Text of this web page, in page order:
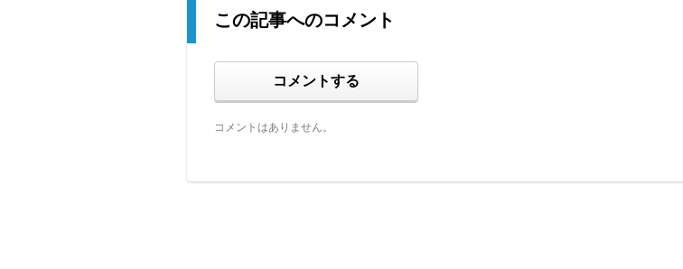
この記事へのコメント
コメントする
コメントはありません。